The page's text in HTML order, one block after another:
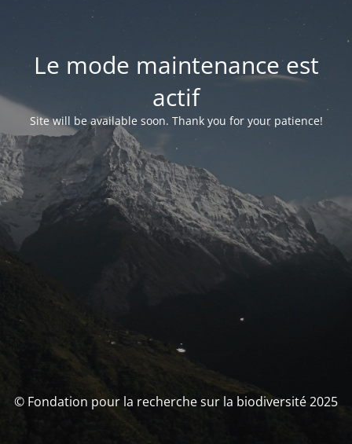
Le mode maintenance est
actif
Site will be available soon. Thank you for your patience!
© Fondation pour la recherche sur la biodiversité 2025